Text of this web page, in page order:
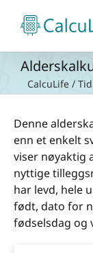
content
CalcuLife /
Denne
enn et enkelt
viser nøyaktig
nyttige
har levd, hele
født, dato for
fødselsdag og